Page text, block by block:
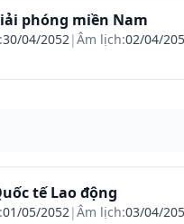
phóng miền Nam
30/04/2052|Âm lịch:02/04/
tế Lao động
01/05/2052|Âm lịch:03/04/